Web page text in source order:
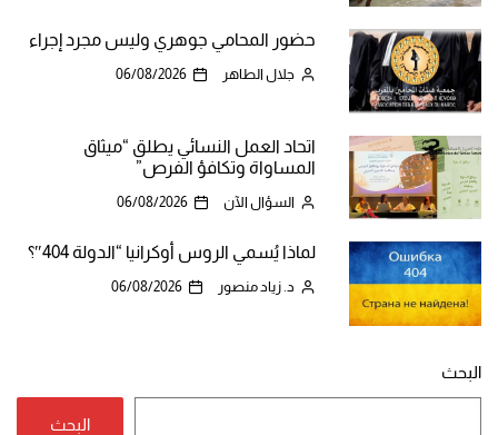
حضور المحامي جوهري وليس مجرد إجراء
جلال الطاهر 06/08/2026
اتحاد العمل النسائي يطلق “ميثاق
المساواة وتكافؤ الفرص”
السؤال الآن 06/08/2026
لماذا يُسمي الروس أوكرانيا “الدولة 404″؟
د. زياد منصور 06/08/2026
البحث
البحث